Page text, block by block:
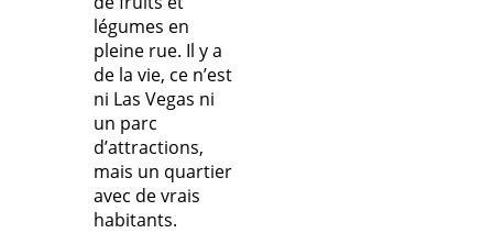
légumes en
pleine rue. Il y a
de la vie, ce n’est
ni Las Vegas ni
un parc
d’attractions,
mais un quartier
avec de vrais
habitants.